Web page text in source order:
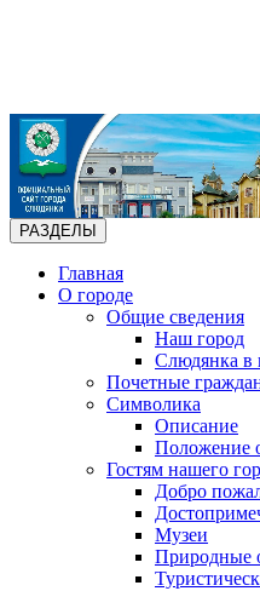
РАЗДЕЛЫ
Главная
О городе
Общие сведения
Наш город
Слюдянка в
Почетные
Символика
Описание
Положение
Гостям нашего
Добро
Музеи
Природные